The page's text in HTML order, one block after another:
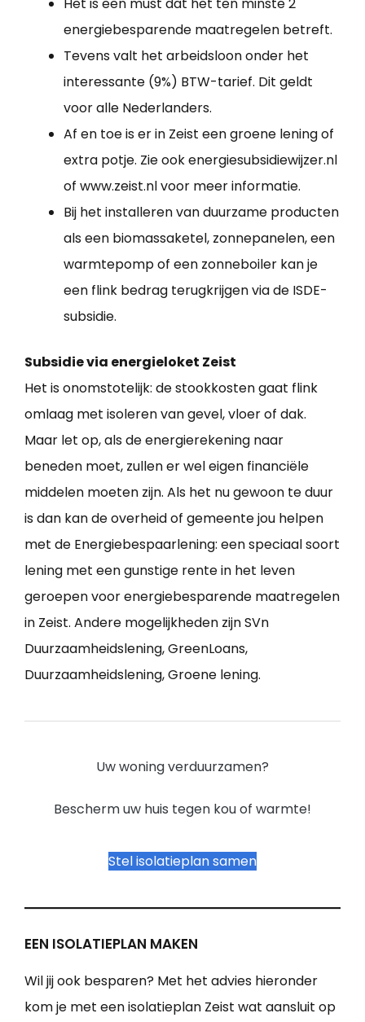
Het is een must dat het ten minste 2
energiebesparende maatregelen betreft.
Tevens valt het arbeidsloon onder het
interessante (9%) BTW-tarief. Dit geldt
voor alle Nederlanders.
Af en toe is er in Zeist een groene lening of
extra potje. Zie ook energiesubsidiewijzer.nl
of www.zeist.nl voor meer informatie.
Bij het installeren van duurzame producten
als een biomassaketel, zonnepanelen, een
warmtepomp of een zonneboiler kan je
een flink bedrag terugkrijgen via de ISDE-
subsidie.
Subsidie via energieloket Zeist
Het is onomstotelijk: de stookkosten gaat flink
omlaag met isoleren van gevel, vloer of dak.
Maar let op, als de energierekening naar
beneden moet, zullen er wel eigen financiële
middelen moeten zijn. Als het nu gewoon te duur
is dan kan de overheid of gemeente jou helpen
met de Energiebespaarlening: een speciaal soort
lening met een gunstige rente in het leven
geroepen voor energiebesparende maatregelen
in Zeist. Andere mogelijkheden zijn SVn
Duurzaamheidslening, GreenLoans,
Duurzaamheidslening, Groene lening.
Uw woning verduurzamen?
Bescherm uw huis tegen kou of warmte!
Stel isolatieplan samen
EEN ISOLATIEPLAN MAKEN
Wil jij ook besparen? Met het advies hieronder
kom je met een isolatieplan Zeist wat aansluit op